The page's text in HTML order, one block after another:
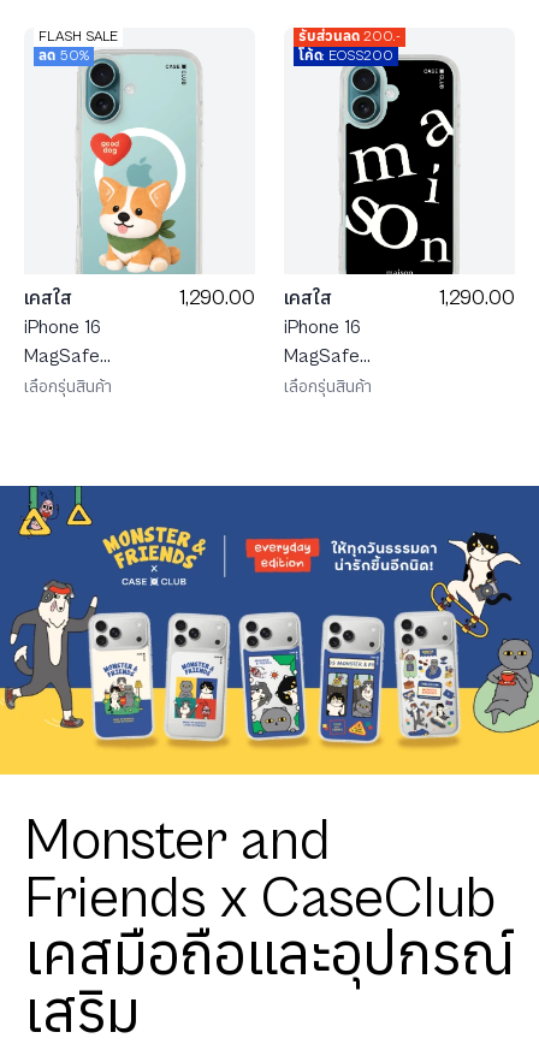
FLASH SALE
ลด 50%
เคสใส
iPhone 16
MagSafe
JTC
1,290.00
เลือกรุ่นสินค้า
รับส่วนลด 200.-
โค้ด: EOSS200
เคสใส
iPhone 16
MagSafe
maison
1,290.00
เลือกรุ่นสินค้า
Monster and
Friends x CaseClub
เคสมือถือและอุปกรณ์
เสริม